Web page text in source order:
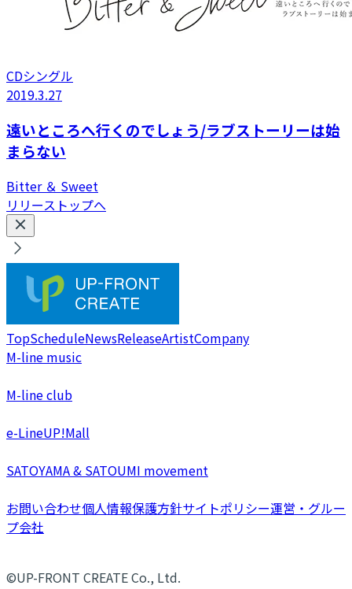
CDシングル
2019.3.27
遠いところへ行くのでしょう/ラブストーリーは始
まらない
Bitter ＆ Sweet
リリーストップへ
TopScheduleNewsReleaseArtistCompany
M-line music
M-line club
e-LineUP!Mall
SATOYAMA & SATOUMI movement
お問い合わせ個人情報保護方針サイトポリシー運営・グルー
プ会社
©UP-FRONT CREATE Co., Ltd.